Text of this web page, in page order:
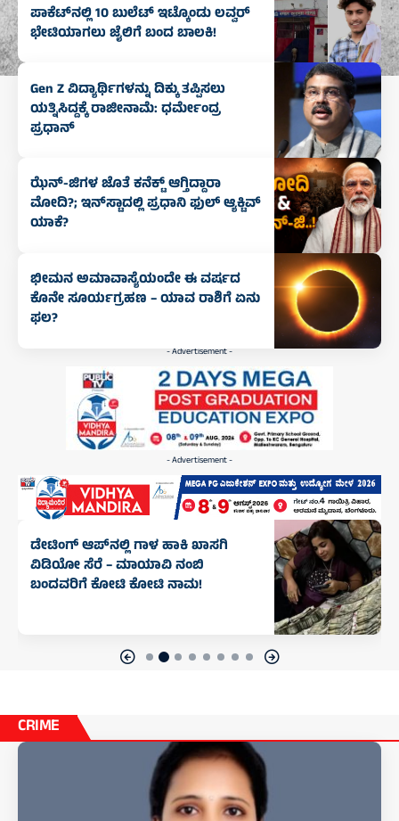
ಪಾಕೆಟ್‌ನಲ್ಲಿ 10 ಬುಲೆಟ್‌ ಇಟ್ಕೊಂಡು ಲವ್ವರ್‌
ಭೇಟಿಯಾಗಲು ಜೈಲಿಗೆ ಬಂದ ಬಾಲಕಿ!
Gen Z ವಿದ್ಯಾರ್ಥಿಗಳನ್ನು ದಿಕ್ಕು ತಪ್ಪಿಸಲು
ಯತ್ನಿಸಿದ್ದಕ್ಕೆ ರಾಜೀನಾಮೆ: ಧರ್ಮೇಂದ್ರ
ಪ್ರಧಾನ್‌
ಝೆನ್‌-ಜಿಗಳ ಜೊತೆ ಕನೆಕ್ಟ್‌ ಆಗ್ತಿದ್ದಾರಾ
ಮೋದಿ?; ಇನ್‌ಸ್ಟಾದಲ್ಲಿ ಪ್ರಧಾನಿ ಫುಲ್‌ ಆ್ಯಕ್ಟಿವ್‌
ಯಾಕೆ?
ಭೀಮನ ಅಮಾವಾಸ್ಯೆಯಂದೇ ಈ ವರ್ಷದ
ಕೊನೇ ಸೂರ್ಯಗ್ರಹಣ – ಯಾವ ರಾಶಿಗೆ ಏನು
ಫಲ?
- Advertisement -
- Advertisement -
ಡೇಟಿಂಗ್ ಆಪ್‌ನಲ್ಲಿ ಗಾಳ ಹಾಕಿ ಖಾಸಗಿ
ವಿಡಿಯೋ ಸೆರೆ – ಮಾಯಾವಿ ನಂಬಿ
ಬಂದವರಿಗೆ ಕೋಟಿ ಕೋಟಿ ನಾಮ!
CRIME